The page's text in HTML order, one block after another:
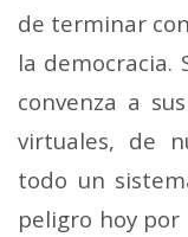
de terminar
la democracia.
convenza a
virtuales, de
todo un
peligro hoy por